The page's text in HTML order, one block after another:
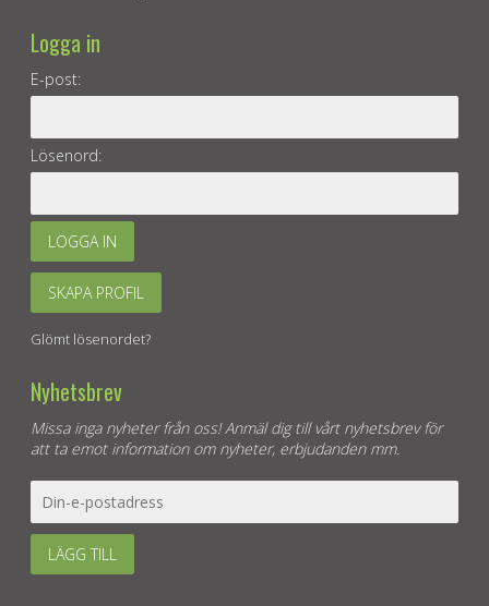
Logga in
E-post:
Lösenord:
LOGGA IN
SKAPA PROFIL
Glömt lösenordet?
Nyhetsbrev
Missa inga nyheter från oss! Anmäl dig till vårt nyhetsbrev för
att ta emot information om nyheter, erbjudanden mm.
LÄGG TILL